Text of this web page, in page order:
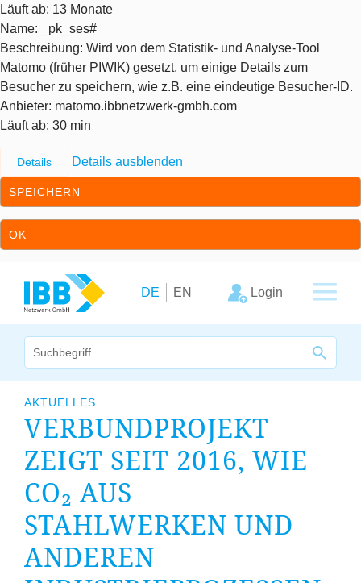
Läuft ab: 13 Monate
Name: _pk_ses#
Beschreibung: Wird von dem Statistik- und Analyse-Tool
Matomo (früher PIWIK) gesetzt, um einige Details zum
Besucher zu speichern, wie z.B. eine eindeutige Besucher-ID.
Anbieter: matomo.ibbnetzwerk-gmbh.com
Läuft ab: 30 min
Details Details ausblenden
SPEICHERN
OK
DE EN Login
Unternehmen
Cluster
Leistungsangebot
Arbeitskreise
AKTUELLES
VERBUNDPROJEKT
ZEIGT SEIT 2016, WIE
CO₂ AUS
STAHLWERKEN UND
ANDEREN